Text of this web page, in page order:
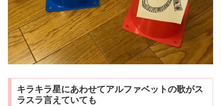
キラキラ星にあわせてアルファベットの歌がス
ラスラ言えていても